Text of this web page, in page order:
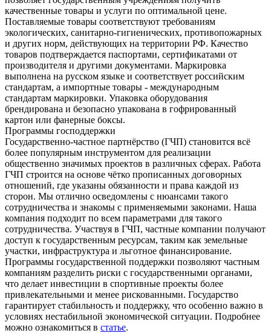
качественные товары и услуги по оптимальной цене.
Поставляемые товары соответствуют требованиям
экологических, санитарно-гигиенических, противопожарных
и других норм, действующих на территории РФ. Качество
товаров подтверждается паспортами, сертификатами от
производителя и другими документами. Маркировка
выполнена на русском языке и соответствует российским
стандартам, а импортные товары - международным
стандартам маркировки. Упаковка оборудования
брендирована и безопасно упакована в гофрированный
картон или фанерные боксы.
Программы господдержки
Государственно-частное партнёрство (ГЧП) становится всё
более популярным инструментом для реализации
общественно значимых проектов в различных сферах. Работа
ГЧП строится на основе чётко прописанных договорных
отношений, где указаны обязанности и права каждой из
сторон. Мы отлично осведомлены с нюансами такого
сотрудничества и знакомы с применяемыми законами. Наша
компания подходит по всем параметрами для такого
сотрудничества. Участвуя в ГЧП, частные компании получают
доступ к государственным ресурсам, таким как земельные
участки, инфраструктура и льготное финансирование.
Программы государственной поддержки позволяют частным
компаниям разделить риски с государственными органами,
что делает инвестиции в спортивные проекты более
привлекательными и менее рискованными. Государство
гарантирует стабильность и поддержку, что особенно важно в
условиях нестабильной экономической ситуации. Подробнее
можно ознакомиться в статье.